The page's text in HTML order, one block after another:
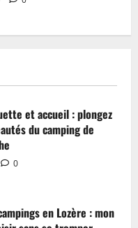
et accueil : plongez
du camping de
0
en Lozère : mon